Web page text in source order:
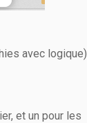
avec logique)
et un pour les